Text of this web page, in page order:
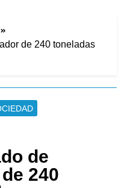
de 240 toneladas
de
240